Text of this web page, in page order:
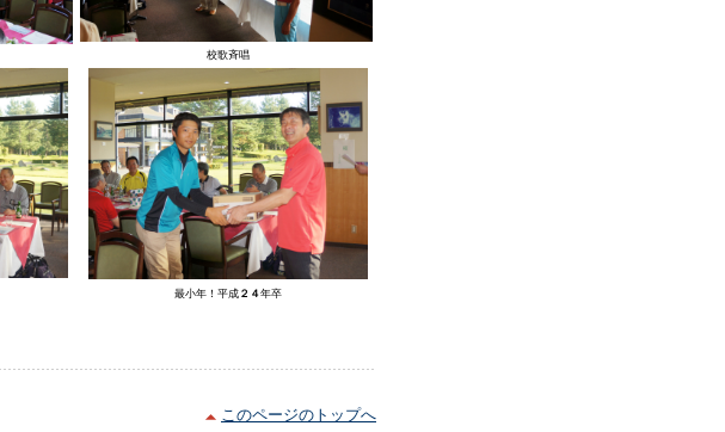
校歌斉唱
最小年！平成２４年卒
このページのトップへ